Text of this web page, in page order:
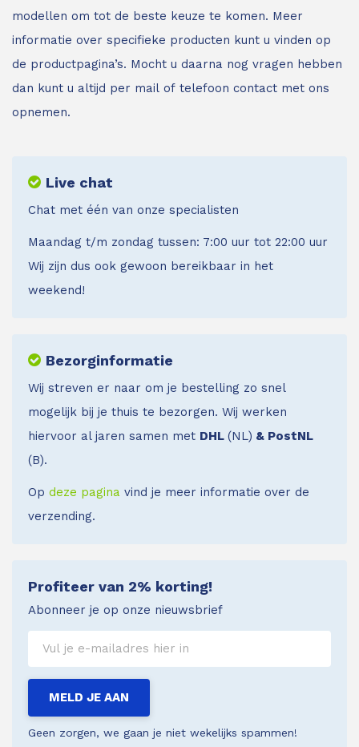
modellen om tot de beste keuze te komen. Meer
informatie over specifieke producten kunt u vinden op
de productpagina’s. Mocht u daarna nog vragen hebben
dan kunt u altijd per mail of telefoon contact met ons
opnemen.
Live chat
Chat met één van onze specialisten
Maandag t/m zondag tussen: 7:00 uur tot 22:00 uur
Wij zijn dus ook gewoon bereikbaar in het
weekend!
Bezorginformatie
Wij streven er naar om je bestelling zo snel
mogelijk bij je thuis te bezorgen. Wij werken
hiervoor al jaren samen met DHL (NL) & PostNL
(B).
Op deze pagina vind je meer informatie over de
verzending.
Profiteer van 2% korting!
Abonneer je op onze nieuwsbrief
Geen zorgen, we gaan je niet wekelijks spammen!
MELD JE AAN